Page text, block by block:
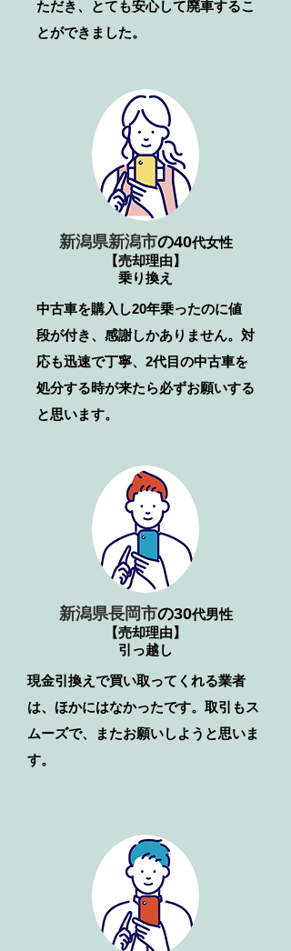
ただき、とても安心して廃車するこ
とができました。
新潟県新潟市の40代女性
【売却理由】
乗り換え
中古車を購入し20年乗ったのに値
段が付き、感謝しかありません。対
応も迅速で丁寧、2代目の中古車を
処分する時が来たら必ずお願いする
と思います。
新潟県長岡市の30代男性
【売却理由】
引っ越し
​現金引換えで買い取ってくれる業者
は、ほかにはなかったです。取引もス
ムーズで、またお願いしようと思いま
す。